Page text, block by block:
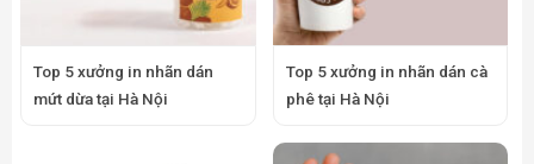
Top 5 xưởng in nhãn dán
mứt dừa tại Hà Nội
Top 5 xưởng in nhãn dán cà
phê tại Hà Nội